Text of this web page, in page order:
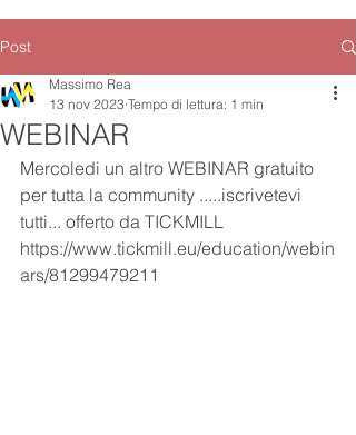
Post
WEBINAR
Massimo Rea
13 nov 2023 Tempo di lettura: 1 min
Mercoledi un altro WEBINAR gratuito
per tutta la community .....iscrivetevi
tutti... offerto da TICKMILL
https://www.tickmill.eu/education/webin
ars/81299479211